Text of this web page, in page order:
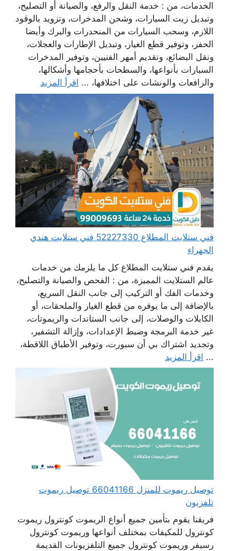
الخدمات، من : خدمة النقل والرفع، والصيانة أو التصليح،
وتبديل زيت السيارات، وشحن المدخرات، وتزويد بالوقود
اللازم، وسحب السيارات من المنحدرات والبرك وأيضا
الحفر، وتوفير قطع الغيار، وتبديل الإطارات والعجلات،
ونقل البضائع، وتقديم أمهر الفنيين، وتوفير المدخرات
السيارات بأنواعها، والسطحات بأحجامها وأشكالها،
والرافعات والونشات على اختلافها، ... اقرأ المزيد
فني ستلايت المطلاع 52227330 فني ستلايت هندي
الجهراء
يقدم فني ستلايت المطلاع كل ما يلزمك من خدمات
عالم الستلايت المميزة، من : الفحص والصيانة والتصليح،
وخدمات الفك أو التركيب إلى جانب النقل السريع،
بالإضافة إلى ما يوفره من قطع الغيار والملحقات، أو
الكابلات والوصلات، إلى جانب الستاندات والريموتات،
غير خدمة البرمجة وضبط الإعدادات، وإزالة التشفير،
وتجديد اشتراك بي أن سبورت، وتوفير الأطباق اللاقطة،
... اقرأ المزيد
توصيل ريموت للمنزل 66041166 توصيل ريموت
تلفزيون
فريقنا يقوم بتأمين جميع أنواع الريموت كونترول ريموت
كونترول للمكيفات بمختلف أنواعها وريموت كونترول
رسيفر وريموت كونترول جميع التلفزيونات القديمة